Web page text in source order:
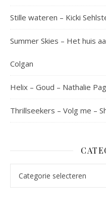
Stille wateren – Kicki
Summer Skies – Het huis
Colgan
Helix – Goud – Nathalie
Thrillseekers – Volg me –